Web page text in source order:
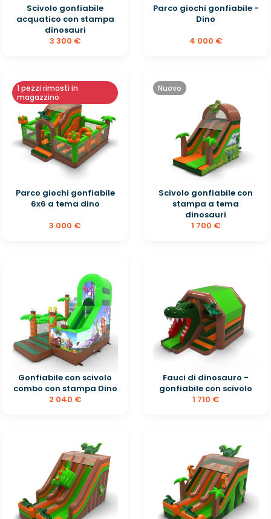
Scivolo gonfiabile
acquatico con stampa
dinosauri
3 300 €
Parco giochi gonfiabile -
Dino
4 000 €
1 pezzi rimasti in
magazzino
Parco giochi gonfiabile
6x6 a tema dino
3 000 €
Nuovo
Scivolo gonfiabile con
stampa a tema
dinosauri
1 700 €
Gonfiabile con scivolo
combo con stampa Dino
2 040 €
Fauci di dinosauro -
gonfiabile con scivolo
1 710 €